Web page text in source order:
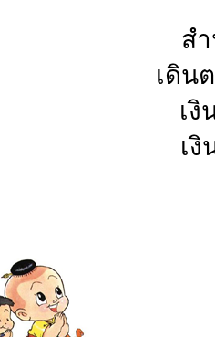
ส
เดิน
เ
เ